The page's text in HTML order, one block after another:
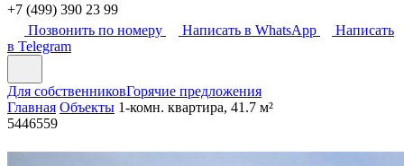
+7 (499) 390 23 99
Позвонить по номеру
Написать в WhatsApp
Написать
в Telegram
Для собственниковГорячие предложения
Главная Объекты 1-комн. квартира, 41.7 м²
5446559